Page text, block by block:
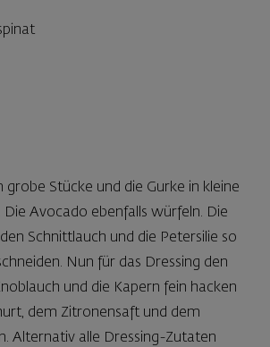
grobe Stücke und die Gurke in kleine
Die Avocado ebenfalls würfeln. Die
Schnittlauch und die Petersilie so
Nun für das Dressing den
und die Kapern fein hacken
dem Zitronensaft und dem
Alternativ alle Dressing-Zutaten